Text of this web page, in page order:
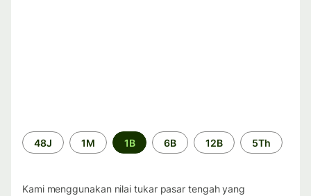
Periode
waktu
48J 1M 1B 6B 12B 5Th
Kami menggunakan nilai tukar pasar tengah yang